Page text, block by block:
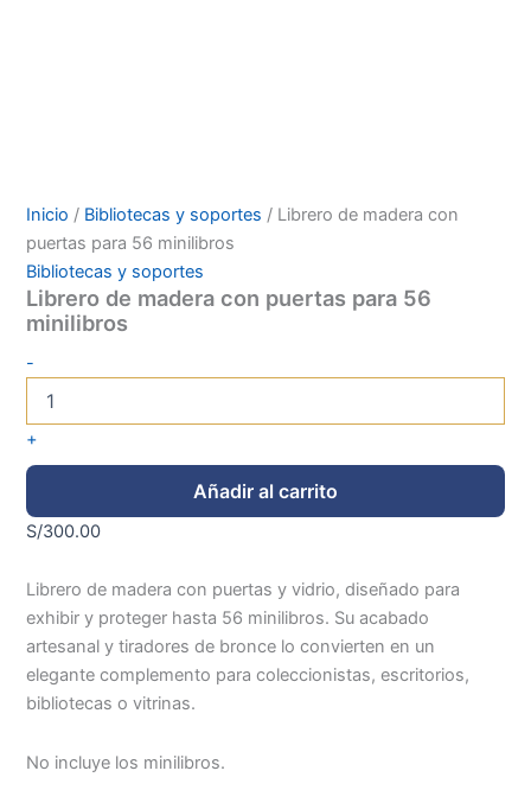
Inicio / Bibliotecas y soportes / Librero de madera con
puertas para 56 minilibros
Bibliotecas y soportes
Librero de madera con puertas para 56
minilibros
-
+
Añadir al carrito
S/300.00
Librero de madera con puertas y vidrio, diseñado para
exhibir y proteger hasta 56 minilibros. Su acabado
artesanal y tiradores de bronce lo convierten en un
elegante complemento para coleccionistas, escritorios,
bibliotecas o vitrinas.
No incluye los minilibros.